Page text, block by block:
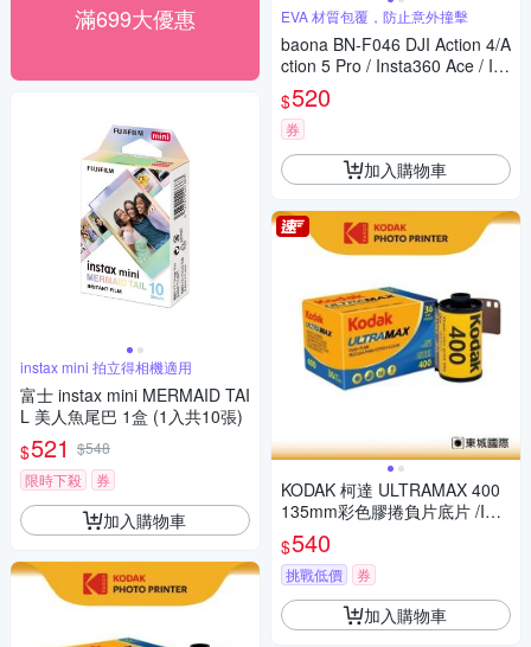
滿699大優惠
instax mini 拍立得相機適用
富士 instax mini MERMAID TAI
L 美人魚尾巴 1盒 (1入共10張)
$521 $548
限時下殺
券
加入購物車
EVA 材質包覆，防止意外撞擊
baona BN-F046 DJI Action 4/A
ction 5 Pro / Insta360 Ace / Ins
ta360 Ace Pro2 EVA 收納包
$520
券
加入購物車
KODAK 柯達 ULTRAMAX 400
135mm彩色膠捲負片底片 /ISO
400 36張
$540
挑戰低價 券
加入購物車